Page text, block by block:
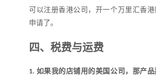
可以注册香港公司，开一个万里汇香
申请了。
四、 税费与运费
1. 如果我的店铺用的美国公司，那产